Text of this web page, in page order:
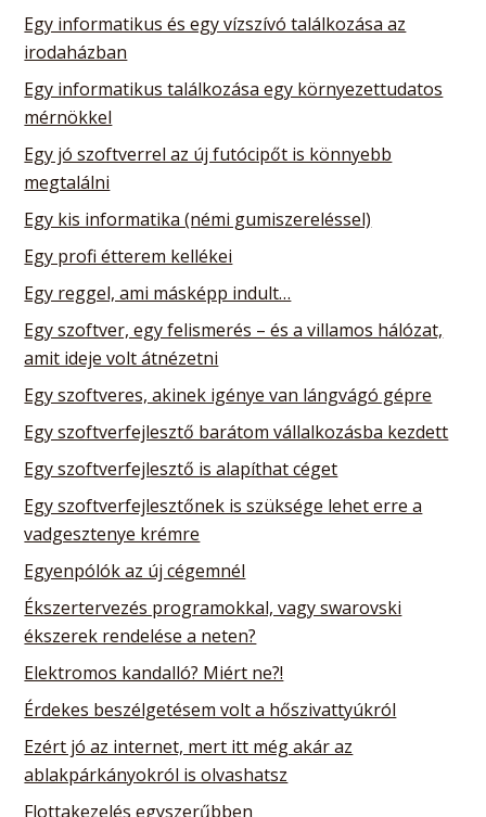
Egy informatikus és egy vízszívó találkozása az
irodaházban
Egy informatikus találkozása egy környezettudatos
mérnökkel
Egy jó szoftverrel az új futócipőt is könnyebb
megtalálni
Egy kis informatika (némi gumiszereléssel)
Egy profi étterem kellékei
Egy reggel, ami másképp indult…
Egy szoftver, egy felismerés – és a villamos hálózat,
amit ideje volt átnézetni
Egy szoftveres, akinek igénye van lángvágó gépre
Egy szoftverfejlesztő barátom vállalkozásba kezdett
Egy szoftverfejlesztő is alapíthat céget
Egy szoftverfejlesztőnek is szüksége lehet erre a
vadgesztenye krémre
Egyenpólók az új cégemnél
Ékszertervezés programokkal, vagy swarovski
ékszerek rendelése a neten?
Elektromos kandalló? Miért ne?!
Érdekes beszélgetésem volt a hőszivattyúkról
Ezért jó az internet, mert itt még akár az
ablakpárkányokról is olvashatsz
Flottakezelés egyszerűbben